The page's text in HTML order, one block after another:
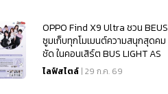
OPPO Find X9 Ultra ชวน BEUS
ซูมเก็บทุกโมเมนต์ความสนุกสุดคม
ชัด ในคอนเสิร์ต BUS LIGHT AS
ONE
ไลฟ์สไตล์ | 29 ก.ค. 69